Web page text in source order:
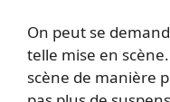
On peut se
telle mise en
scène de manière